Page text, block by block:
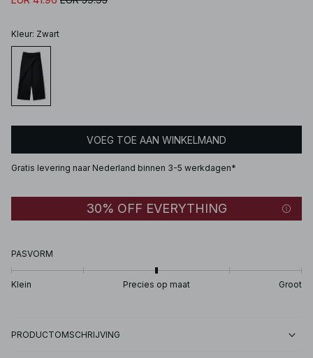
Kleur: Zwart
VOEG TOE AAN WINKELMAND
Gratis levering naar Nederland binnen 3-5 werkdagen*
30% OFF EVERYTHING
PASVORM
Klein Precies op maat Groot
PRODUCTOMSCHRIJVING